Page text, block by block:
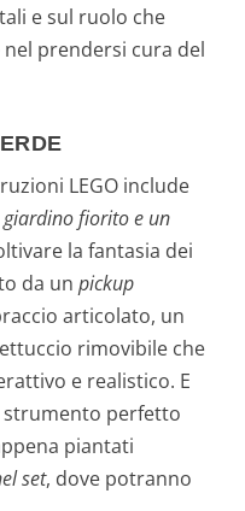
e sul ruolo che
prendersi cura del
LEGO include
giardino fiorito e un
la fantasia dei
da un pickup
articolato, un
rimovibile che
e realistico. E
strumento perfetto
piantati
set, dove potranno